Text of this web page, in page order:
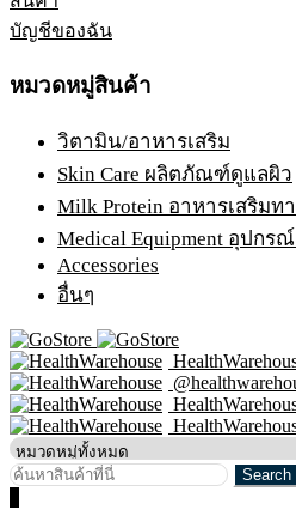
บัญชีของฉัน
หมวดหมู่สินค้า
วิตามิน/อาหารเสริม
Skin Care ผลิตภัณฑ์ดูแลผิว
Milk Protein อาหารเสริม
Medical Equipment อุปกร
Accessories
อื่นๆ